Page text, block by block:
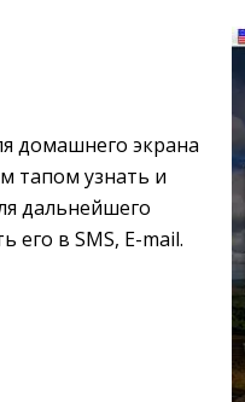
домашнего экрана
тапом узнать и
дальнейшего
его в SMS, E-mail.